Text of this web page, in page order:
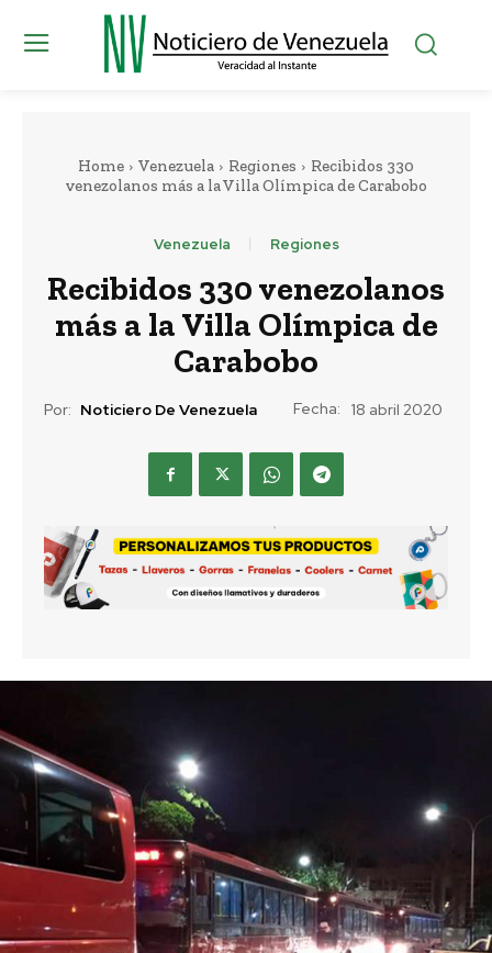
Home Venezuela Regiones
Recibidos 330
venezolanos más a la Villa Olímpica de Carabobo
Venezuela Regiones
Recibidos 330 venezolanos
más a la Villa Olímpica de
Carabobo
Por: Noticiero De Venezuela Fecha: 18 abril 2020